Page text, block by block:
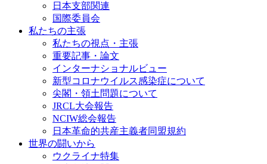
日本支部関連
国際委員会
私たちの主張
私たちの視点・主張
重要記事・論文
インターナショナルビュー
新型コロナウイルス感染症について
尖閣・領土問題について
JRCL大会報告
NCIW総会報告
日本革命的共産主義者同盟規約
世界の闘いから
ウクライナ特集